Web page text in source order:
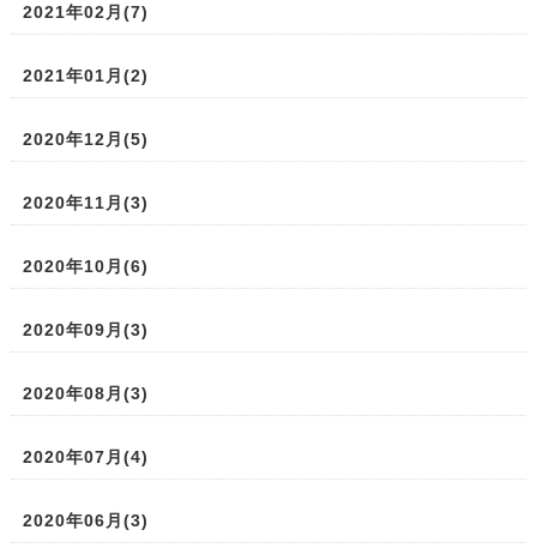
2021年02月(7)
2021年01月(2)
2020年12月(5)
2020年11月(3)
2020年10月(6)
2020年09月(3)
2020年08月(3)
2020年07月(4)
2020年06月(3)